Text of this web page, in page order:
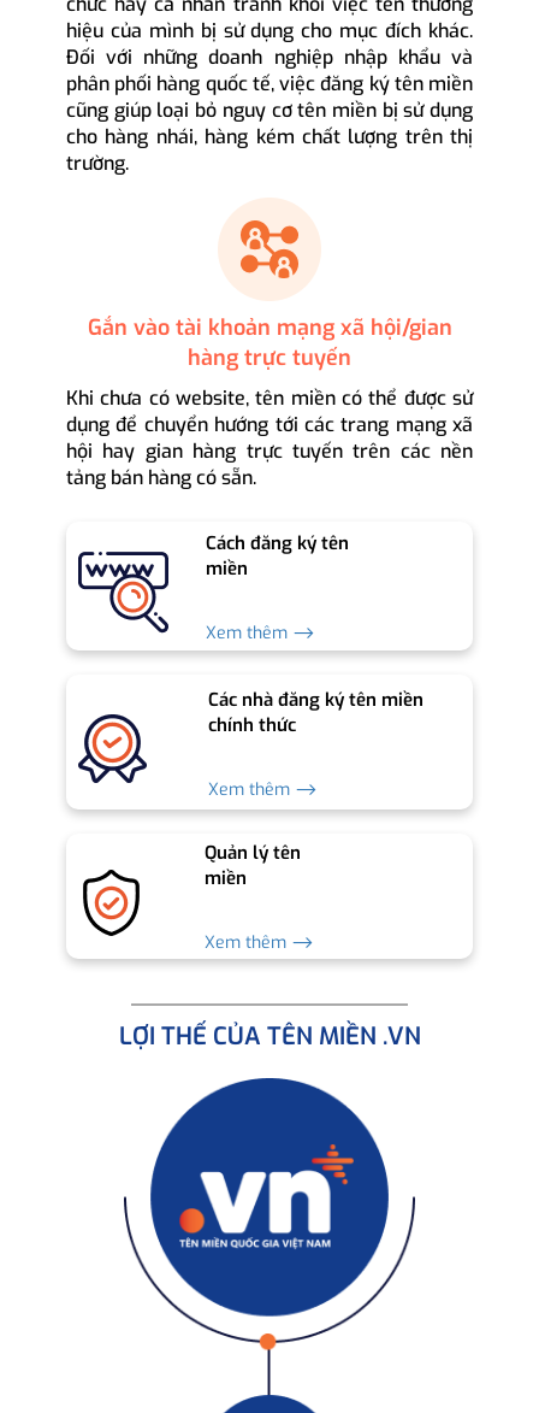
hiệu của mình bị sử dụng cho mục đích khác.
Đối với những doanh nghiệp nhập khẩu và
phân phối hàng quốc tế, việc đăng ký tên miền
cũng giúp loại bỏ nguy cơ tên miền bị sử dụng
cho hàng nhái, hàng kém chất lượng trên thị
trường.
Gắn vào tài khoản mạng xã hội/gian
hàng trực tuyến
Khi chưa có website, tên miền có thể được sử
dụng để chuyển hướng tới các trang mạng xã
hội hay gian hàng trực tuyến trên các nền
tảng bán hàng có sẵn.
Cách đăng ký tên
miền
Xem thêm ⟶
Các nhà đăng ký tên miền
chính thức
Xem thêm ⟶
Quản lý tên
miền
Xem thêm ⟶
LỢI THẾ CỦA TÊN MIỀN .VN